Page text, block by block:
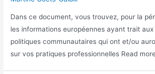
Dans ce document, vous trouvez, pour la
les informations européennes ayant trait
politiques communautaires qui ont et/ou
sur vos pratiques professionnelles Read